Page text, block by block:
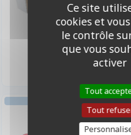
12,00 €
Ce site
cookies et
le contrôle
que vous
activer
Tout
Tout